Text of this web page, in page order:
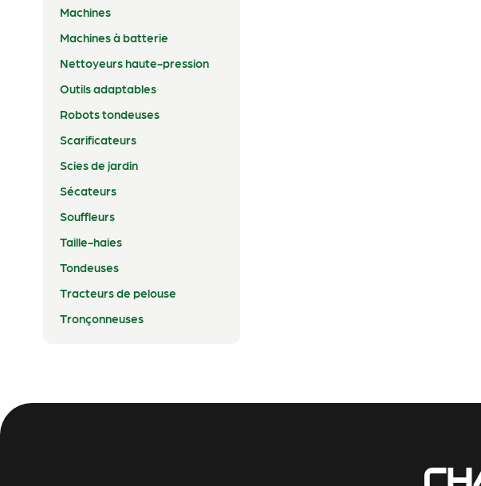
Machines
Machines à batterie
Nettoyeurs haute-pression
Outils adaptables
Robots tondeuses
Scarificateurs
Scies de jardin
Sécateurs
Souffleurs
Taille-haies
Tondeuses
Tracteurs de pelouse
Tronçonneuses